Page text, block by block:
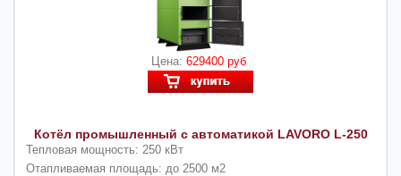
Цена: 629400 руб
Котёл промышленный с автоматикой LAVORO L-250
Тепловая мощность: 250 кВт
Отапливаемая площадь: до 2500 м2